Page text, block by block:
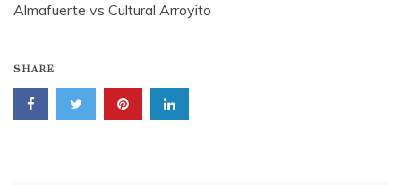
Almafuerte vs Cultural Arroyito
SHARE